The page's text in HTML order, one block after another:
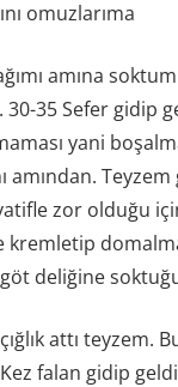
omuzlarıma
amına
35 Sefer gidip
yani
amından.
zor olduğu
kremletip
göt deliğine
attı teyzem.
falan gidip